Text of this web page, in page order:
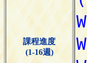
課程進度
(1-16週)